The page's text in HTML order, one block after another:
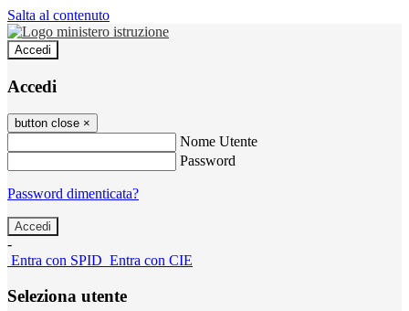
Salta al contenuto
Accedi
Accedi
button close ×
Nome Utente
Password
Password dimenticata?
-
Entra con SPID Entra con CIE
Seleziona utente